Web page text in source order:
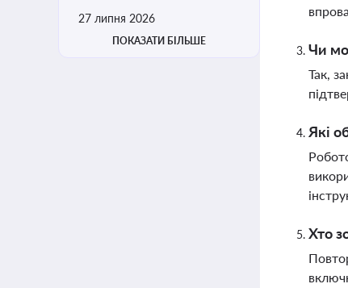
27 липня 2026
ПОКАЗАТИ БІЛЬШЕ Чи
Так,
Які
Хто